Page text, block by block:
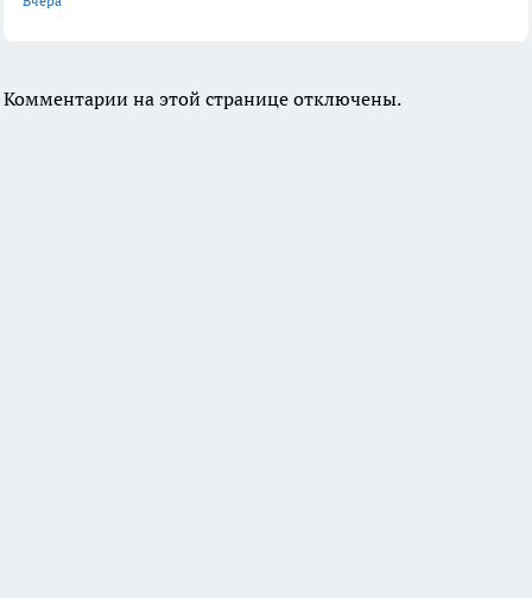
Комментарии на этой странице отключены.